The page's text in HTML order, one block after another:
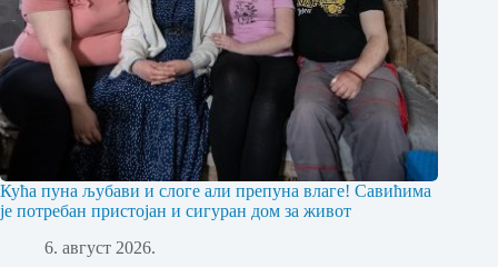
Кућа пуна љубави и слоге али препуна влаге! Савићима
је потребан пристојан и сигуран дом за живот
6. август 2026.